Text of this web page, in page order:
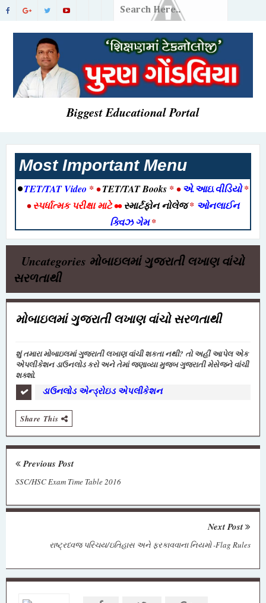
Biggest Educational Portal
Most Important Menu
•TET/TAT Video * •TET/TAT Books * •એ.આઇ.વીડિયો*
•સ્પર્ધાત્મક પરીક્ષા માટે••સ્માર્ટફોન નોલેજ* ઓનલાઈન
ક્વિઝ ગેમ*
Uncategories મોબાઇલમાં ગુજરાતી લખાણ વાંચો
સરળતાથી
મોબાઇલમાં ગુજરાતી લખાણ વાંચો સરળતાથી
શું તમારા મોબાઇલમાં ગુજરાતી લખાણ વાંચી શકતા નથી? તો અહીં આપેલ એક
એપલીકેશન ડાઉનલોડ કરો અને તેમાં જણાવ્યા મુજબ ગુજરાતી મેસેજને વાંચી
શક્શો.
ડાઉનલોડ એન્ડ્રોઇડ એપલીકેશન
Share This
Previous Post
SSC/HSC Exam Time Table 2016
Next Post
રાષ્ટ્રધ્વજ પરિચય/ઇતિહાસ અને ફરકાવવાના નિયમો -Flag Rules